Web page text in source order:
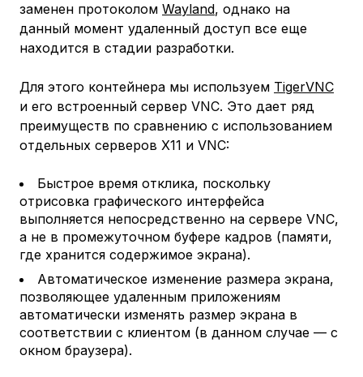
заменен протоколом Wayland, однако на
данный момент удаленный доступ все еще
находится в стадии разработки.
Для этого контейнера мы используем TigerVNC
и его встроенный сервер VNC. Это дает ряд
преимуществ по сравнению с использованием
отдельных серверов X11 и VNC:
Быстрое время отклика, поскольку
отрисовка графического интерфейса
выполняется непосредственно на сервере VNC,
а не в промежуточном буфере кадров (памяти,
где хранится содержимое экрана).
Автоматическое изменение размера экрана,
позволяющее удаленным приложениям
автоматически изменять размер экрана в
соответствии с клиентом (в данном случае — с
окном браузера).